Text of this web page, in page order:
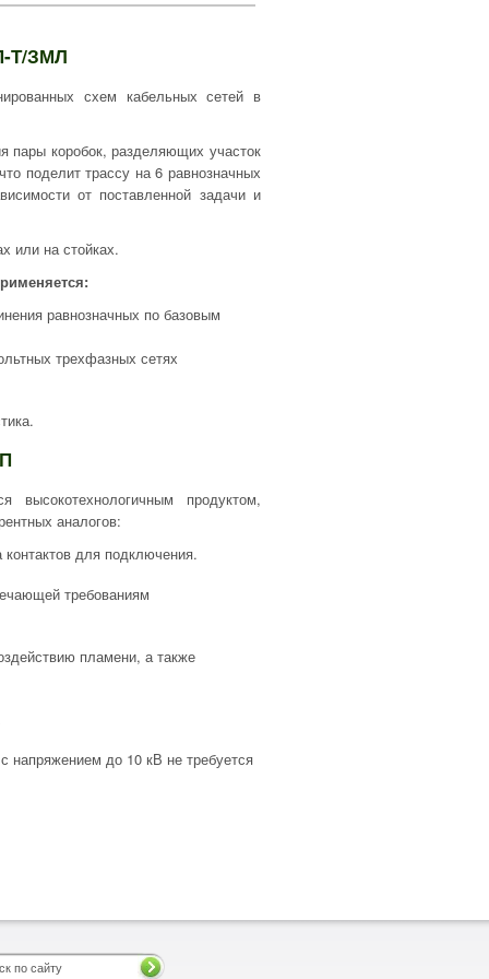
Т/ЗМЛ
схем кабельных сетей в
пары коробок, разделяющих участок
поделит трассу на 6 равнозначных
от поставленной задачи и
или на стойках.
равнозначных по базовым
трехфазных сетях
высокотехнологичным продуктом,
аналогов:
для подключения.
требованиям
пламени, а также
напряжением до 10 кВ не требуется